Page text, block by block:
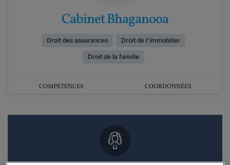
Cabinet Bhaganooa
Droit des assurances Droit de l'immobilier
Droit de la famille
COMPÉTENCES COORDONNÉES